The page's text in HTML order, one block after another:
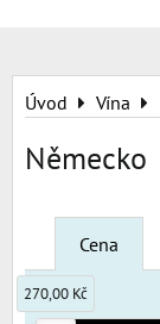
Úvod Vína
Německo
Cena
270,00 Kč